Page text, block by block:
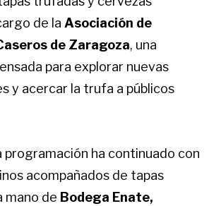
de laAsociación de
de Zaragoza, una
para explorar nuevas
y acercar la trufa a públicos
programación ha continuado con
acompañados de tapas
mano de Bodega Enate,